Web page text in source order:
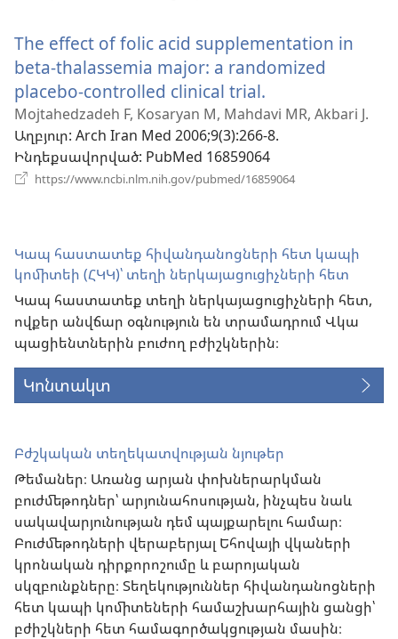
պատուհան)
The effect of folic acid supplementation in
beta-thalassemia major: a randomized
placebo-controlled clinical trial.
է
նոր
պատուհան)
Mojtahedzadeh F, Kosaryan M, Mahdavi MR, Akbari J.
Աղբյուր‎: Arch Iran Med 2006;9(3):266-8.
Ինդեքսավորված‎: PubMed 16859064
https://www.ncbi.nlm.nih.gov/pubmed/16859064
Կապ հաստատեք հիվանդանոցների հետ կապի
կոմիտեի (ՀԿԿ)՝ տեղի ներկայացուցիչների հետ
Կապ հաստատեք տեղի ներկայացուցիչների հետ,
ովքեր անվճար օգնություն են տրամադրում Վկա
պացիենտներին բուժող բժիշկներին։
Կոնտակտ
Բժշկական տեղեկատվության նյութեր
Թեմաներ։ Առանց արյան փոխներարկման
բուժմեթոդներ՝ արյունահոսության, ինչպես նաև
սակավարյունության դեմ պայքարելու համար։
Բուժմեթոդների վերաբերյալ Եհովայի վկաների
կրոնական դիրքորոշումը և բարոյական
սկզբունքները։ Տեղեկություններ հիվանդանոցների
հետ կապի կոմիտեների համաշխարհային ցանցի՝
բժիշկների հետ համագործակցության մասին։